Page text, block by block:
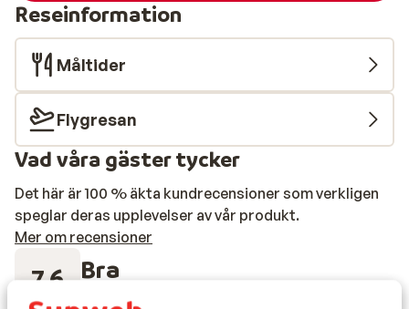
Reseinformation
Måltider
Flygresan
Vad våra gäster tycker
Det här är 100 % äkta kundrecensioner som verkligen
speglar deras upplevelser av vår produkt.
Mer om recensioner
7.6 Bra